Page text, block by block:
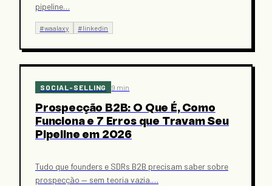
pipeline…
#waalaxy #linkedin
SOCIAL-SELLING 9 min
Prospecção B2B: O Que É, Como
Funciona e 7 Erros que Travam Seu
Pipeline em 2026
Tudo que founders e SDRs B2B precisam saber sobre
prospecção — sem teoria vazia.…